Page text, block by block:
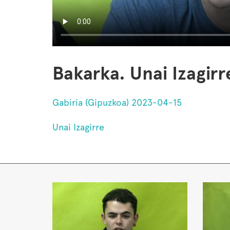
Bakarka. Unai
Gabiria (Gipuzkoa) 2023-04-15
Unai Izagirre